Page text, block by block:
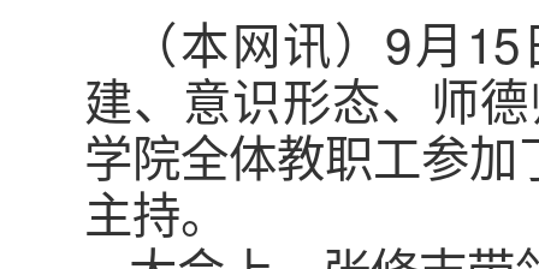
（本网讯）9月
建、意识形态、师
学院全体教职工参
主持。